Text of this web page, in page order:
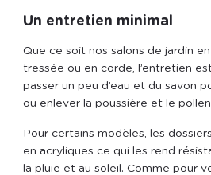
Un entretien minimal
Que ce soit nos salons de jardin
tressée ou en corde, l’entretien
passer un peu d’eau et du savon
ou enlever la poussière et le
Pour certains modèles, les
en acryliques ce qui les rend
la pluie et au soleil. Comme pour